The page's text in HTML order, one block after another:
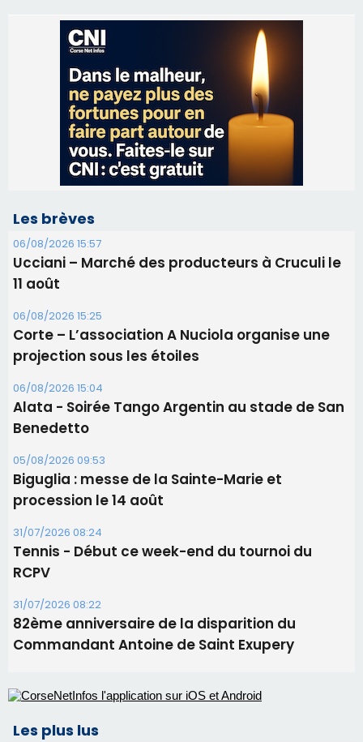
Les brèves
06/08/2026 15:57
Ucciani – Marché des producteurs à Cruculi le
11 août
06/08/2026 15:25
Corte – L’association A Nuciola organise une
projection sous les étoiles
06/08/2026 15:04
Alata - Soirée Tango Argentin au stade de San
Benedetto
05/08/2026 09:53
Biguglia : messe de la Sainte-Marie et
procession le 14 août
31/07/2026 08:24
Tennis - Début ce week-end du tournoi du
RCPV
31/07/2026 08:22
82ème anniversaire de la disparition du
Commandant Antoine de Saint Exupery
Les plus lus